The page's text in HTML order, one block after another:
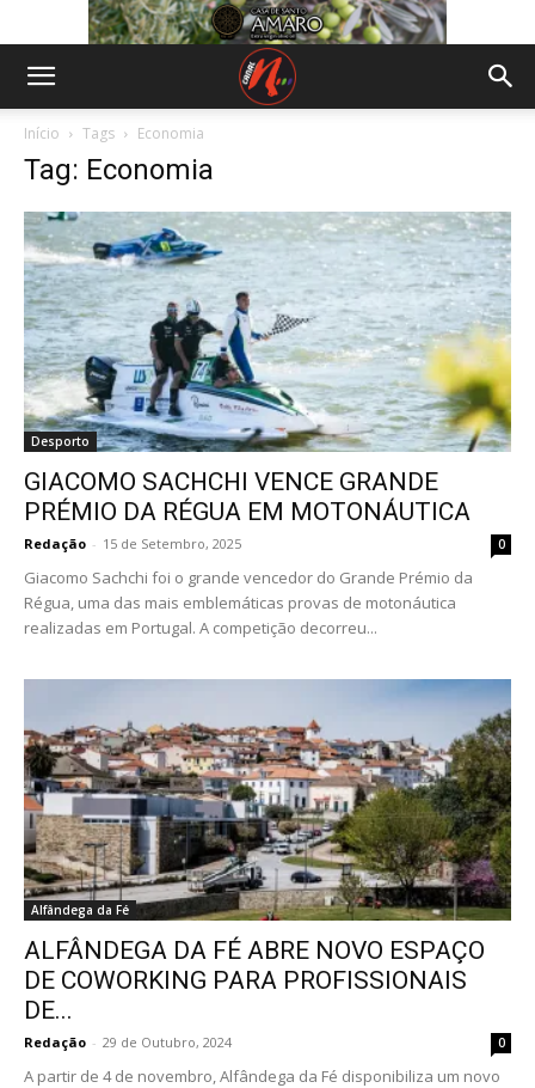
Início Tags Economia
Tag: Economia
Desporto
GIACOMO SACHCHI VENCE GRANDE
PRÉMIO DA RÉGUA EM MOTONÁUTICA
Redação - 15 de Setembro, 2025 0
Giacomo Sachchi foi o grande vencedor do Grande Prémio da
Régua, uma das mais emblemáticas provas de motonáutica
realizadas em Portugal. A competição decorreu...
Alfândega da Fé
ALFÂNDEGA DA FÉ ABRE NOVO ESPAÇO
DE COWORKING PARA PROFISSIONAIS
DE...
Redação - 29 de Outubro, 2024 0
A partir de 4 de novembro, Alfândega da Fé disponibiliza um novo